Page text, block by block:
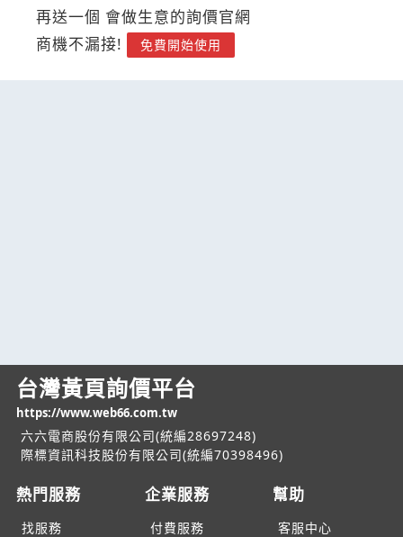
再送一個 會做生意的詢價官網
商機不漏接!
免費開始使用
台灣黃頁詢價平台
https://www.web66.com.tw
六六電商股份有限公司(統編28697248)
際標資訊科技股份有限公司(統編70398496)
熱門服務
找服務
企業服務
付費服務
幫助
客服中心